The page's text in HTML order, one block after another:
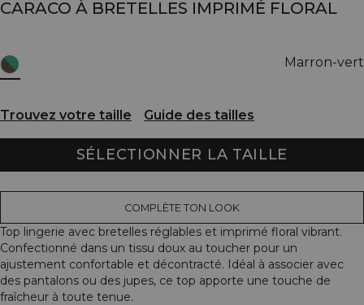
CARACO À BRETELLES IMPRIMÉ FLORAL
Marron-vert
Trouvez votre taille Guide des tailles
SÉLECTIONNER LA TAILLE
COMPLÈTE TON LOOK
Top lingerie avec bretelles réglables et imprimé floral vibrant.
Confectionné dans un tissu doux au toucher pour un
ajustement confortable et décontracté. Idéal à associer avec
des pantalons ou des jupes, ce top apporte une touche de
fraîcheur à toute tenue.